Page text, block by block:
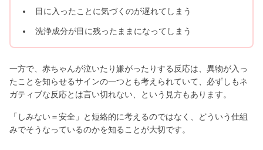
目に入ったことに気づくのが遅れてしまう
洗浄成分が目に残ったままになってしまう
一方で、赤ちゃんが泣いたり嫌がったりする反応は、異物が入っ
たことを知らせるサインの一つとも考えられていて、必ずしもネ
ガティブな反応とは言い切れない、という見方もあります。
「しみない＝安全」と短絡的に考えるのではなく、どういう仕組
みでそうなっているのかを知ることが大切です。